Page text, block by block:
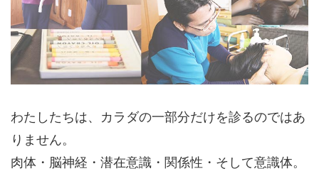
わたしたちは、カラダの一部分だけを診るのではあ
りません。
肉体・脳神経・潜在意識・関係性・そして意識体。